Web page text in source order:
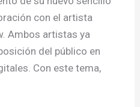
con el artista
Ambos artistas ya
del público en
Con este tema,